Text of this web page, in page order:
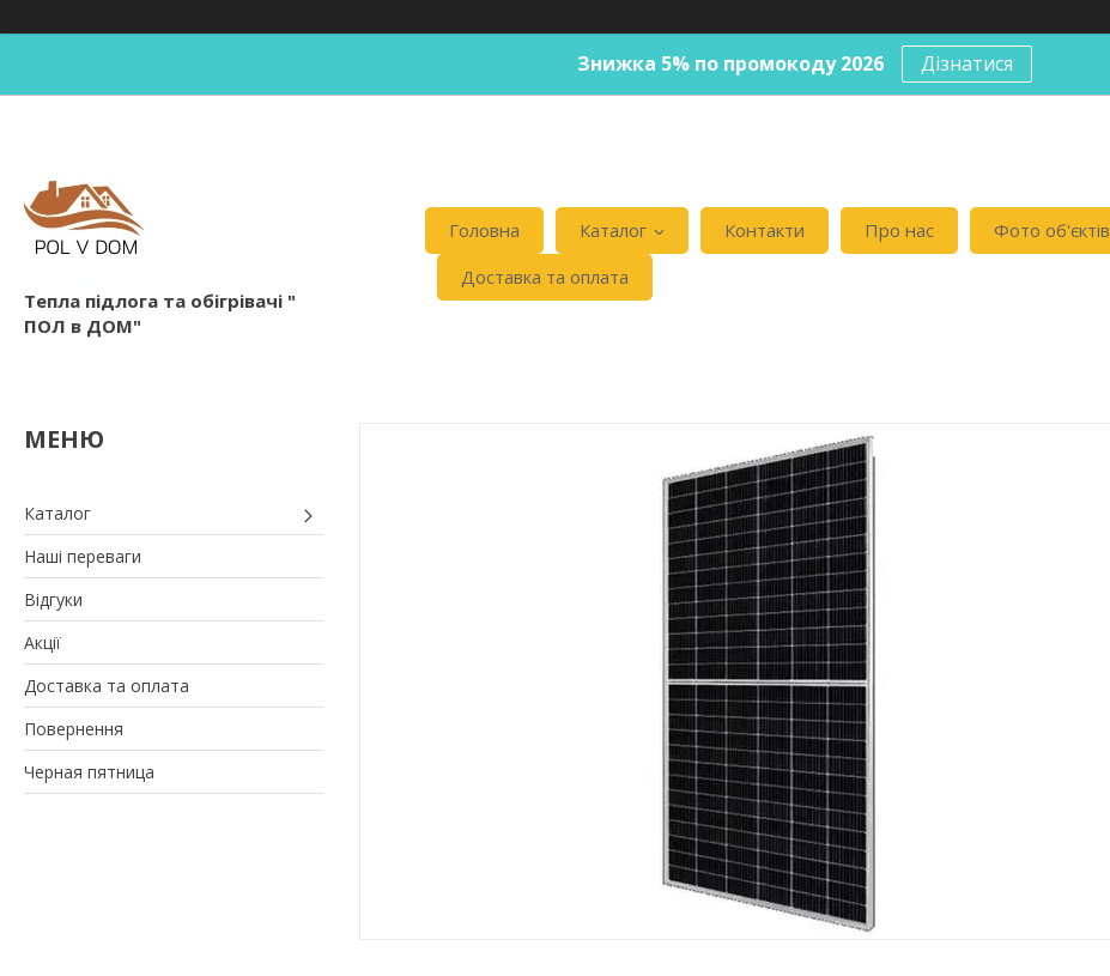
Знижка 5% по промокоду 2026 Дізнатися
Тепла підлога та обігрівачі "
ПОЛ в ДОМ"
Головна Каталог Контакти Про нас Фото об'єктів
Доставка та оплата
Каталог
Наші переваги
Відгуки
Акції
Доставка та оплата
Повернення
Черная пятница